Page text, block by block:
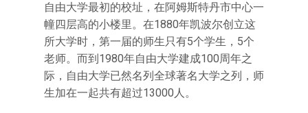
自由大学最初的校址，在阿姆斯特丹市中心一
幢四层高的小楼里。在1880年凯波尔创立这
所大学时，第一届的师生只有5个学生，5个
老师。而到1980年自由大学建成100周年之
际，自由大学已然名列全球著名大学之列，师
生加在一起共有超过13000人。